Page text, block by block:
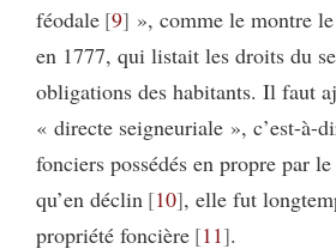
féodale 9 », comme le montre
en 1777, qui listait les droits du
obligations des habitants. Il faut
« directe seigneuriale », c’est-à-
fonciers possédés en propre par
qu’en déclin 10 , elle fut
propriété foncière 11 .